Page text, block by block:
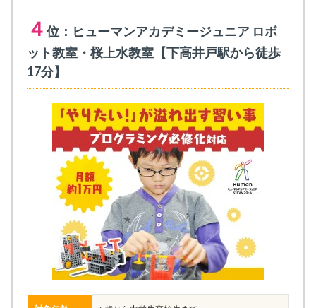
４ 位：ヒューマンアカデミージュニア ロボ
ット教室・桜上水教室【下高井戸駅から徒歩
17分】